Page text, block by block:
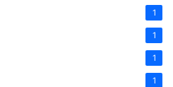
1
1
1
1